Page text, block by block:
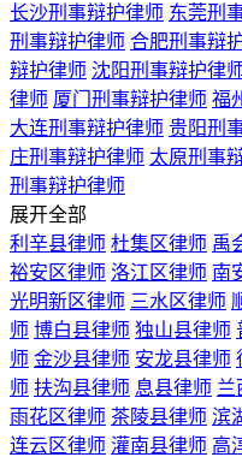
长沙刑事辩护律师 东莞刑
刑事辩护律师 合肥刑事辩
辩护律师 沈阳刑事辩护律
律师 厦门刑事辩护律师 福
大连刑事辩护律师 贵阳刑
庄刑事辩护律师 太原刑事
刑事辩护律师
展开全部
利辛县律师 杜集区律师 禹
裕安区律师 洛江区律师 南
光明新区律师 三水区律师
师 博白县律师 独山县律师
师 金沙县律师 安龙县律师
师 扶沟县律师 息县律师 兰
雨花区律师 茶陵县律师 滨
连云区律师 灌南县律师 高